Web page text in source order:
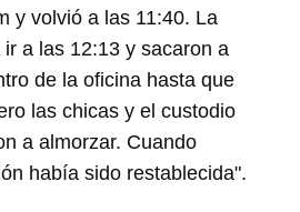
y volvió a las 11:40. La
a las 12:13 y sacaron a
de la oficina hasta que
las chicas y el custodio
a almorzar. Cuando
había sido restablecida".